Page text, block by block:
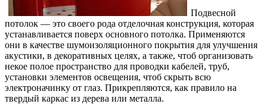
Подвесной
потолок — это своего рода отделочная конструкция, которая
устанавливается поверх основного потолка. Применяются
они в качестве шумоизоляционного покрытия для улучшения
акустики, в декоративных целях, а также, чтоб организовать
некое полое пространство для проводки кабелей, труб,
установки элементов освещения, чтоб скрыть всю
электроначинку от глаз. Прикрепляются, как правило на
твердый каркас из дерева или металла.